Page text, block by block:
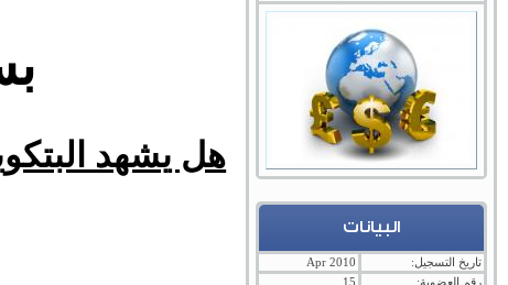
البيانات
تاريخ التسجيل:
Apr 2010
رقم العضوية:
15